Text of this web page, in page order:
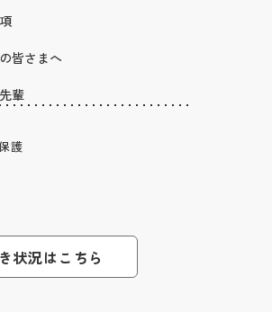
皆さまへ
輩
護
状況はこちら